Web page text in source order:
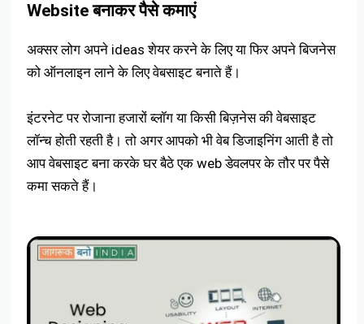
Website बनाकर पैसे कमाएं
अक्सर लोग अपने ideas शेयर करने के लिए या फिर अपने बिजनेस
को ऑनलाइन लाने के लिए वेबसाइट बनाते हैं।
इंटरनेट पर रोजाना हजारों ब्लॉग या किसी बिज़नेस की वेबसाइट
लॉन्च होती रहती है। तो अगर आपको भी वेब डिजाइनिंग आती है तो
आप वेबसाइट बना करके घर बैठे एक web डेवलपर के तौर पर पैसे
कमा सकते हैं।